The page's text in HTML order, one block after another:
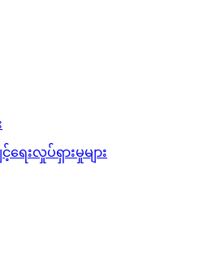
းလှုပ်ရှားမှုများ